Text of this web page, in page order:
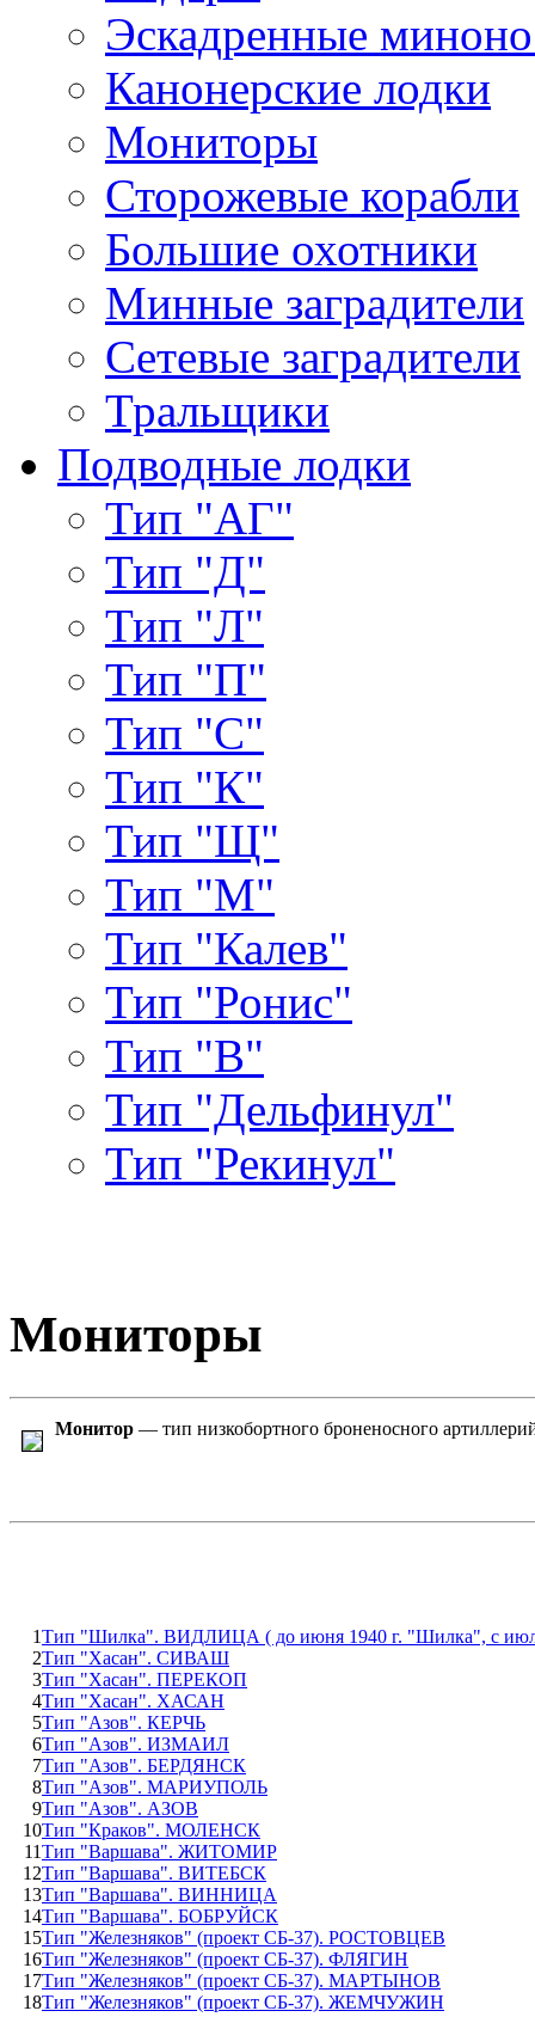
Эскадренные
Канонерские лодки
Мониторы
Сторожевые корабли
Большие охотники
Минные заградители
Сетевые заградители
Тральщики
Подводные лодки
Тип "АГ"
Тип "Д"
Тип "Л"
Тип "П"
Тип "С"
Тип "К"
Тип "Щ"
Тип "М"
Тип "Калев"
Тип "Ронис"
Тип "В"
Тип "Дельфинул"
Тип "Рекинул"
Мониторы
Монитор — тип низкобортного броненосного
1Тип "Шилка". ВИДЛИЦА ( до июня 1940 г. "Шилка", с
2Тип "Хасан". СИВАШ
3Тип "Хасан". ПЕРЕКОП
4Тип "Хасан". ХАСАН
5Тип "Азов". КЕРЧЬ
6Тип "Азов". ИЗМАИЛ
7Тип "Азов". БЕРДЯНСК
8Тип "Азов". МАРИУПОЛЬ
9Тип "Азов". АЗОВ
10Тип "Краков". МОЛЕНСК
11Тип "Варшава". ЖИТОМИР
12Тип "Варшава". ВИТЕБСК
13Тип "Варшава". ВИННИЦА
14Тип "Варшава". БОБРУЙСК
15Тип "Железняков" (проект СБ-37). РОСТОВЦЕВ
16Тип "Железняков" (проект СБ-37). ФЛЯГИН
17Тип "Железняков" (проект СБ-37). МАРТЫНОВ
18Тип "Железняков" (проект СБ-37). ЖЕМЧУЖИН